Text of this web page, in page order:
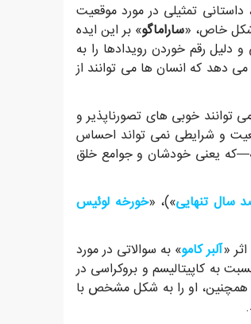
تمثیلی در مورد موقعیت
شکل خاص، «ساراماگو» بر این ایده
دلیل رقم خوردن رویدادها را به
دهد که انسان ها می توانند از
خوبی های تصورناپذیر و
و شرایطی نمی تواند احساس
یعنی خودشان و جوامع خلق
سال تنهایی»)، «خورخه لوئیس
«آلبر کامو» به سوالاتی در مورد
به کاپیتالیسم و بروکراسی در
او را به شکل مشخص با